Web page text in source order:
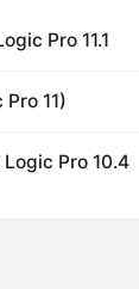
Pro 11.1
11)
Pro 10.4